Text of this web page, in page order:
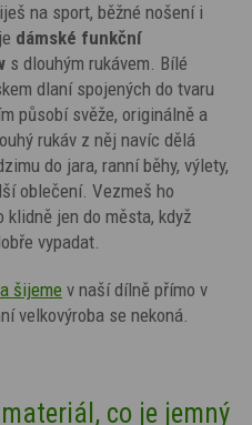
na sport, běžné nošení i
dámské funkční
s dlouhým rukávem. Bílé
dlaní spojených do tvaru
působí svěže, originálně a
rukáv z něj navíc dělá
do jara, ranní běhy, výlety,
oblečení. Vezmeš ho
klidně jen do města, když
vypadat.
šijeme v naší dílně přímo v
velkovýroba se nekoná.
co je jemný